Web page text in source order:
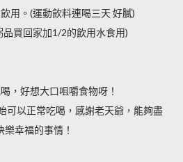
用。(運動飲料連喝三天 好膩)
買回家加1/2的飲用水食用)
，好想大口咀嚼食物呀！
可以正常吃喝，感謝老天爺，能夠盡
幸福的事情！